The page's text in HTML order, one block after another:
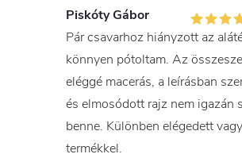
Piskóty Gábor
Pár csavarhoz hiányzott az
könnyen pótoltam. Az
eléggé macerás, a leírásban
és elmosódott rajz nem igazán
benne. Különben elégedett
termékkel.